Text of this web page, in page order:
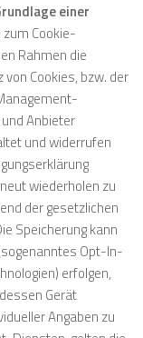
einer
Cookie-
Rahmen die
Cookies, bzw. der
Anbieter
und widerrufen
wiederholen zu
der gesetzlichen
Speicherung kann
Opt-In-
erfolgen,
Gerät
Angaben zu